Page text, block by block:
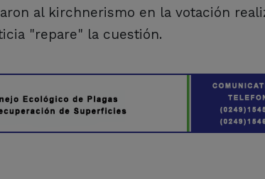
al kirchnerismo en la votación
"repare" la cuestión.